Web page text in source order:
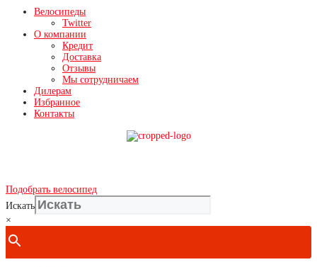
Велосипеды
Twitter
О компании
Кредит
Доставка
Отзывы
Мы сотрудничаем
Дилерам
Избранное
Контакты
Подобрать велосипед
Искать
×